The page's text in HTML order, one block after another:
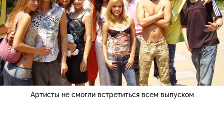
Артисты не смогли встретиться всем выпуском